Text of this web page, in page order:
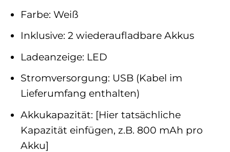
Farbe: Weiß
Inklusive: 2 wiederaufladbare Akkus
Ladeanzeige: LED
Stromversorgung: USB (Kabel im
Lieferumfang enthalten)
Akkukapazität: [Hier tatsächliche
Kapazität einfügen, z.B. 800 mAh pro
Akku]